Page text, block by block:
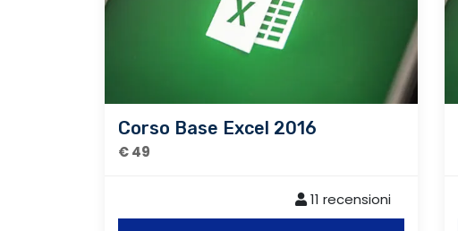
Corso Base Excel 2016
€ 49
11 recensioni